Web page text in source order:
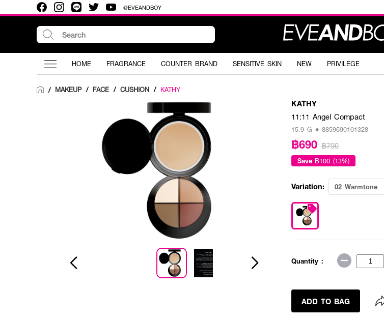
@EVEANDBOY
HOME FRAGRANCE COUNTER BRAND SENSITIVE SKIN NEW PRIVILEGE
/ MAKEUP / FACE / CUSHION / KATHY
KATHY
11:11 Angel Compact
15.9 G • 8859690101328
฿690 ฿790
Save ฿100 (13%)
Variation: 02 Warmtone
Quantity :
ADD TO BAG